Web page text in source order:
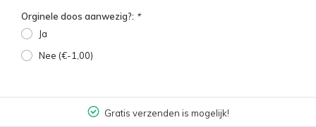
Orginele doos aanwezig?: *
Ja
Nee (€-1,00)
Gratis verzenden is mogelijk!